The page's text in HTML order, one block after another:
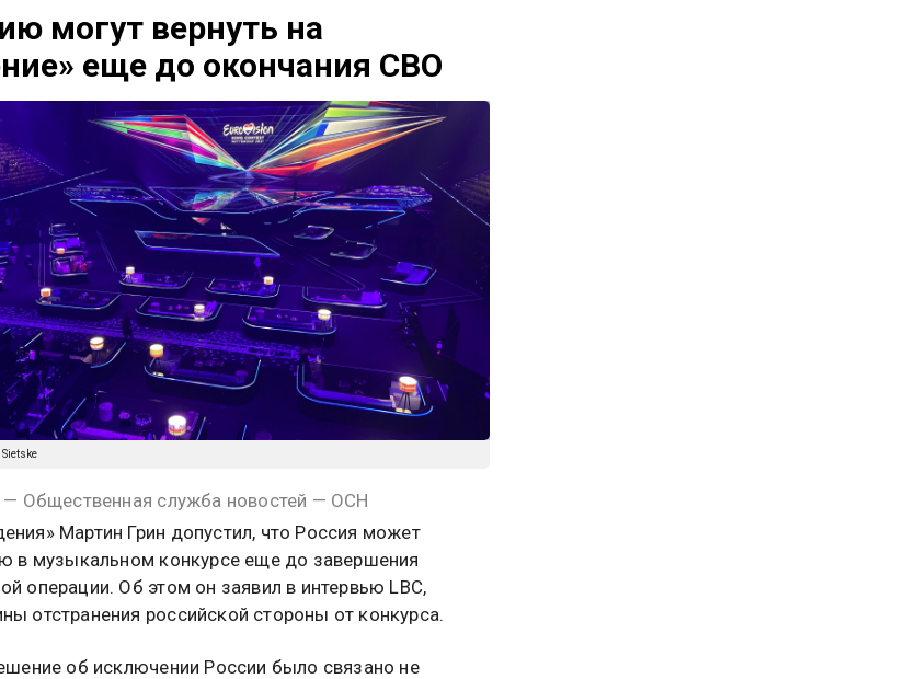
могут вернуть на
еще до окончания СВО
Общественная служба новостей — ОСН
Мартин Грин допустил, что Россия может
в музыкальном конкурсе еще до завершения
операции. Об этом он заявил в интервью LBC,
отстранения российской стороны от конкурса.
об исключении России было связано не